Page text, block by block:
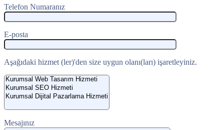
Telefon Numaranız
E-posta
Aşağıdaki hizmet (ler)'den size uygun olanı(ları) işaretleyiniz.
Mesajınız